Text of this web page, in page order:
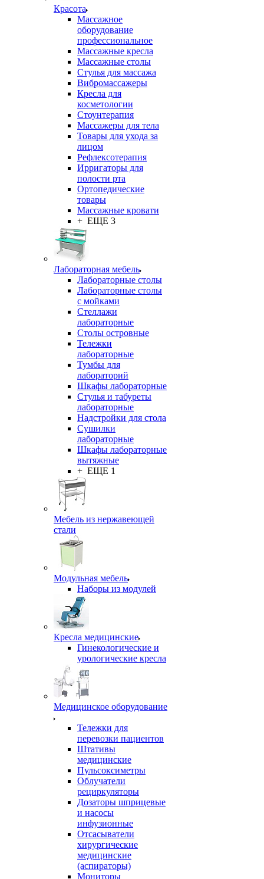
Красота
Массажное
оборудование
профессиональное
Массажные кресла
Массажные столы
Стулья для массажа
Вибромассажеры
Кресла для
косметологии
Стоунтерапия
Массажеры для тела
Товары для ухода за
лицом
Рефлексотерапия
Ирригаторы для
полости рта
Ортопедические
товары
Массажные кровати
+ ЕЩЕ 3
Лабораторная мебель
Лабораторные столы
Лабораторные столы
с мойками
Стеллажи
лабораторные
Столы островные
Тележки
лабораторные
Тумбы для
лабораторий
Шкафы лабораторные
Стулья и табуреты
лабораторные
Надстройки для стола
Сушилки
лабораторные
Шкафы лабораторные
вытяжные
+ ЕЩЕ 1
Мебель из нержавеющей
стали
Модульная мебель
Наборы из модулей
Кресла медицинские
Гинекологические и
урологические кресла
Медицинское оборудование
Тележки для
перевозки пациентов
Штативы
медицинские
Пульсоксиметры
Облучатели
рециркуляторы
Дозаторы шприцевые
и насосы
инфузионные
Отсасыватели
хирургические
медицинские
(аспираторы)
Мониторы